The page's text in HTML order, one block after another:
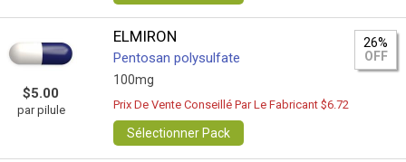
$5.00
par pilule
ELMIRON
Pentosan polysulfate
100mg
26%
OFF
Prix De Vente Conseillé Par Le Fabricant $6.72
Sélectionner Pack